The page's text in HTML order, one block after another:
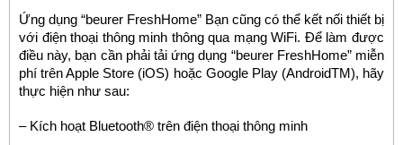
Ứng dụng “beurer FreshHome” Bạn cũng có thể kết nối thiết bị
với điện thoại thông minh thông qua mạng WiFi. Để làm được
điều này, bạn cần phải tải ứng dụng “beurer FreshHome” miễn
phí trên Apple Store (iOS) hoặc Google Play (AndroidTM), hãy
thực hiện như sau:
– Kích hoạt Bluetooth® trên điện thoại thông minh